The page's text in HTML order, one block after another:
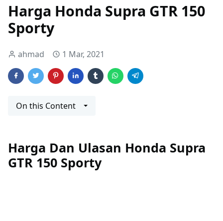
Harga Honda Supra GTR 150
Sporty
ahmad 1 Mar, 2021
On this Content
Harga Dan Ulasan Honda Supra
GTR 150 Sporty